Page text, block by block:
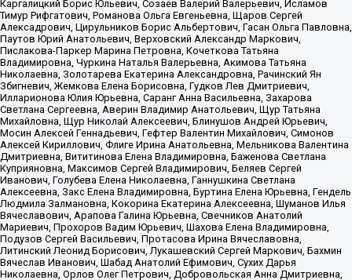
Каргалицкий Борис Юльевич, Созаев Валерий Валерьевич, Исламов
Тимур Рифгатович, Романова Ольга Евгеньевна, Щаров Сергей
Алексадрович, Цирульников Борис Альбертович, Гасан Ольга Павловна,
Паутов Юрий Анатольевич, Верховский Александр Маркович,
Пислакова-Паркер Марина Петровна, Кочеткова Татьяна
Владимировна, Чуркина Наталья Валерьевна, Акимова Татьяна
Николаевна, Золотарева Екатерина Александровна, Рачинский Ян
Збигневич, Жемкова Елена Борисовна, Гудков Лев Дмитриевич,
Илларионова Юлия Юрьевна, Саранг Анна Васильевна, Захарова
Светлана Сергеевна, Аверин Владимир Анатольевич, Щур Татьяна
Михайловна, Щур Николай Алексеевич, Блинушов Андрей Юрьевич,
Мосин Алексей Геннадьевич, Гефтер Валентин Михайлович, Симонов
Алексей Кириллович, Флиге Ирина Анатольевна, Мельникова Валентина
Дмитриевна, Вититинова Елена Владимировна, Баженова Светлана
Куприяновна, Максимов Сергей Владимирович, Беляев Сергей
Иванович, Голубева Елена Николаевна, Ганнушкина Светлана
Алексеевна, Закс Елена Владимировна, Буртина Елена Юрьевна, Гендель
Людмила Залмановна, Кокорина Екатерина Алексеевна, Шуманов Илья
Вячеславович, Арапова Галина Юрьевна, Свечников Анатолий
Мариевич, Прохоров Вадим Юрьевич, Шахова Елена Владимировна,
Подузов Сергей Васильевич, Протасова Ирина Вячеславовна,
Литинский Леонид Борисович, Лукашевский Сергей Маркович, Бахмин
Вячеслав Иванович, Шабад Анатолий Ефимович, Сухих Дарья
Николаевна, Орлов Олег Петрович, Добровольская Анна Дмитриевна,